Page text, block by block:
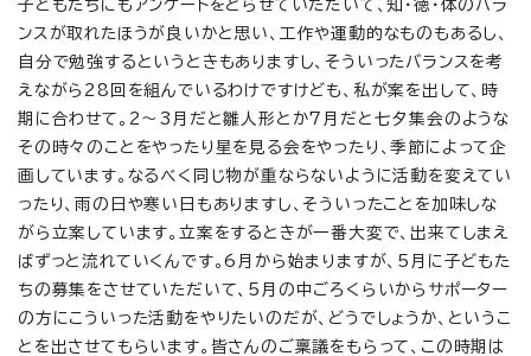
子どもたちにもアンケートをとらせていただいて、知・徳・体のバラ
ンスが取れたほうが良いかと思い、工作や運動的なものもあるし、
自分で勉強するというときもありますし、そういったバランスを考
えながら28回を組んでいるわけですけども、私が案を出して、時
期に合わせて。2～3月だと雛人形とか7月だと七夕集会のような
その時々のことをやったり星を見る会をやったり、季節によって企
画しています。なるべく同じ物が重ならないように活動を変えてい
ったり、雨の日や寒い日もありますし、そういったことを加味しな
がら立案しています。立案をするときが一番大変で、出来てしまえ
ばずっと流れていくんです。6月から始まりますが、5月に子どもた
ちの募集をさせていただいて、5月の中ごろくらいからサポーター
の方にこういった活動をやりたいのだが、どうでしょうか、というこ
とを出させてもらいます。皆さんのご稟議をもらって、この時期は